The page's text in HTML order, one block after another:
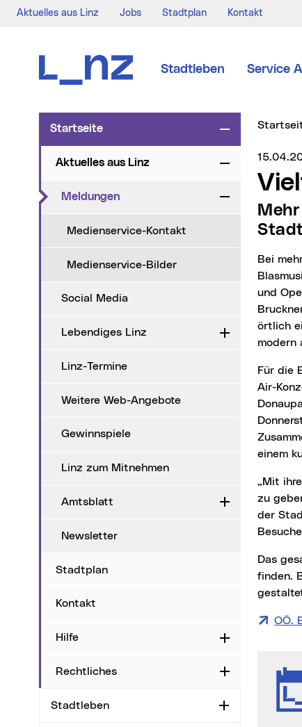
Aktuelles aus Linz Jobs Stadtplan Kontakt
Stadtleben Service
Startseite Zuklappen
Aktuelles aus Linz Zuklappen
Meldungen(aktueller Menüpunkt)Zuklappen
Medienservice-Kontakt
Medienservice-Bilder
Social Media
Lebendiges Linz Aufklappen
Linz-Termine
Weitere Web-Angebote
Gewinnspiele
Linz zum Mitnehmen
Amtsblatt Aufklappen
Newsletter
Stadtplan
Kontakt
Hilfe Aufklappen
Rechtliches Aufklappen
Stadtleben Aufklappen
Sie sind
Mehr als 50 Konzerte an verschiedensten Spielorten im
Bei mehr als 50 Konzertterminen im gesamten Stadtgebiet zeigen die Linzer
und
örtlich
modern
Für die Bevölkerung und für Gäste besonders attraktiv sind die 26 frei zugänglichen Open-
Air-
einem
„Mit ihrem Engagement, der Begeisterung für das gemeinsame Musizieren und Konzerte
zu
der
Das
finden.
OÖ.